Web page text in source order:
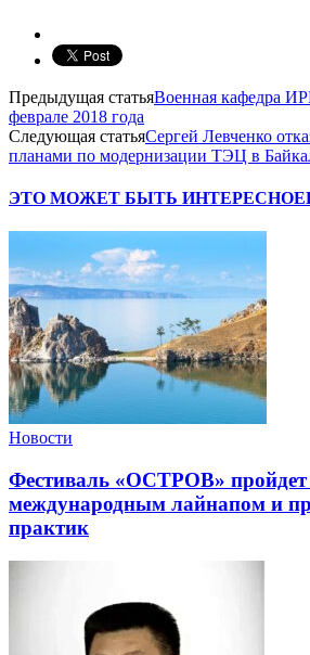
Предыдущая статьяВоенная кафедра
феврале 2018 года
Следующая статьяСергей Левченко
планами по модернизации ТЭЦ в
ЭТО МОЖЕТ БЫТЬ ИНТЕРЕСНО
Новости
Фестиваль «ОСТРОВ» пройдет
международным лайнапом и
практик